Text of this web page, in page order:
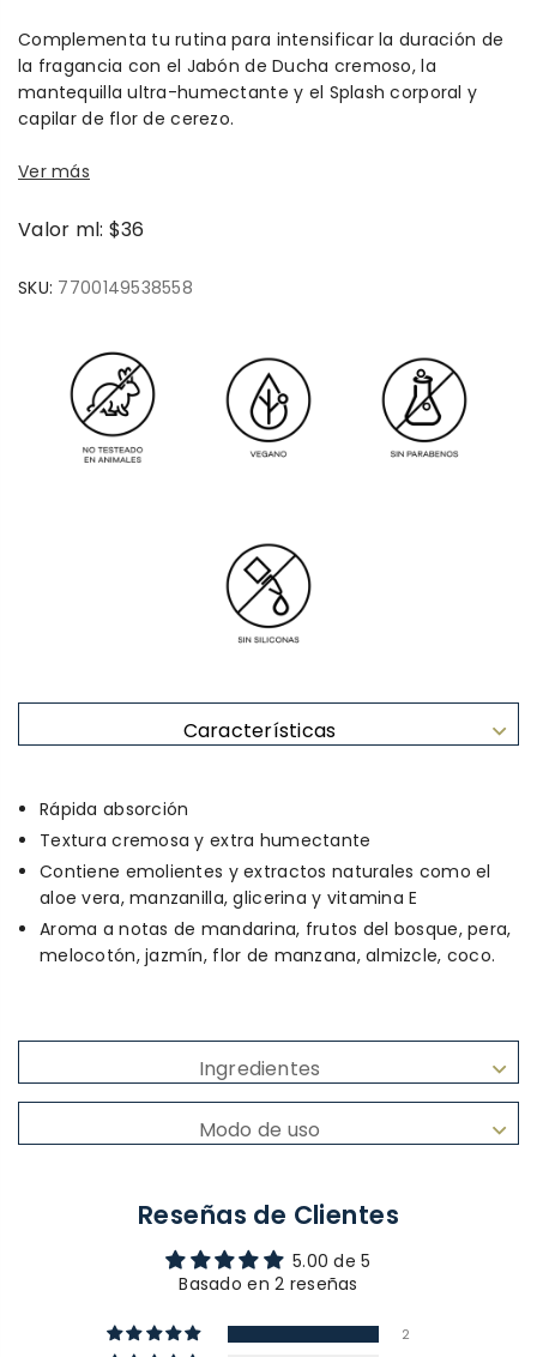
Complementa tu rutina para intensificar la duración de
la fragancia con el Jabón de Ducha cremoso, la
mantequilla ultra-humectante y el Splash corporal y
capilar de flor de cerezo.
Ver más
Valor ml: $36
SKU: 7700149538558
Características
Rápida absorción
Textura cremosa y extra humectante
Contiene emolientes y extractos naturales como el
aloe vera, manzanilla, glicerina y vitamina E
Aroma a notas de mandarina, frutos del bosque, pera,
melocotón, jazmín, flor de manzana, almizcle, coco.
Ingredientes
Modo de uso
Reseñas de Clientes
5.00 de 5
Basado en 2 reseñas
2